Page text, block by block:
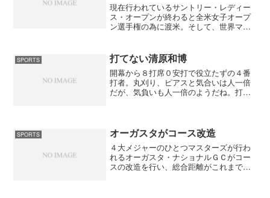
現在行われているサントリー・レディー
ス・オープンが終わると全米女子オープ
ン選手権の為に渡米。そして、世界マッ
フロリダ州会場に向かうらしい。アイア
ンをスチールシャフトに替...
SPORTS 打てない清原和博
開幕から８打席０安打で役立たずの４番
打者。丸刈り、ピアスと気合いは人一倍
だが、気負いも人一倍のようだね。打順
果は「×」ブー。脳内筋肉...
SPORTS オーガスタがコース改造
４大メジャーのひとつマスターズが行わ
れるオーガスタ・ナショナルＧＣがコー
スの改造を行い、総合距離がこれまでの